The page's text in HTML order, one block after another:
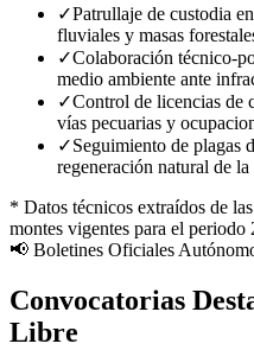
✓Patrullaje de custodia
fluviales y masas
✓Colaboración técnico-
medio ambiente ante
✓Control de licencias de
vías pecuarias y
✓Seguimiento de plagas
regeneración natural de
* Datos técnicos extraídos de
montes vigentes para el periodo
📢 Boletines Oficiales
Convocatorias
Libre